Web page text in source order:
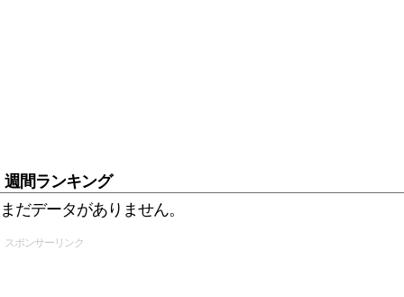
週間ランキング
まだデータがありません。
スポンサーリンク